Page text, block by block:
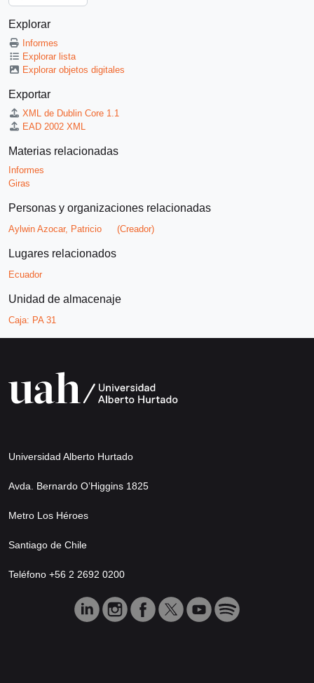
Explorar
Informes
Explorar lista
Explorar objetos digitales
Exportar
XML de Dublin Core 1.1
EAD 2002 XML
Materias relacionadas
Informes
Giras
Personas y organizaciones relacionadas
Aylwin Azocar, Patricio (Creador)
Lugares relacionados
Ecuador
Unidad de almacenaje
Caja: PA 31
Universidad Alberto Hurtado
Avda. Bernardo O’Higgins 1825
Metro Los Héroes
Santiago de Chile
Teléfono +56 2 2692 0200